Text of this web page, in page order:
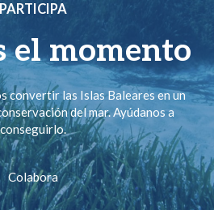
PARTICIPA
el momento
convertir las Islas Baleares en un
del mar. Ayúdanos a
conseguirlo.
Colabora